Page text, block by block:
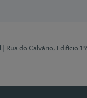
| Rua do Calvário, Edifício